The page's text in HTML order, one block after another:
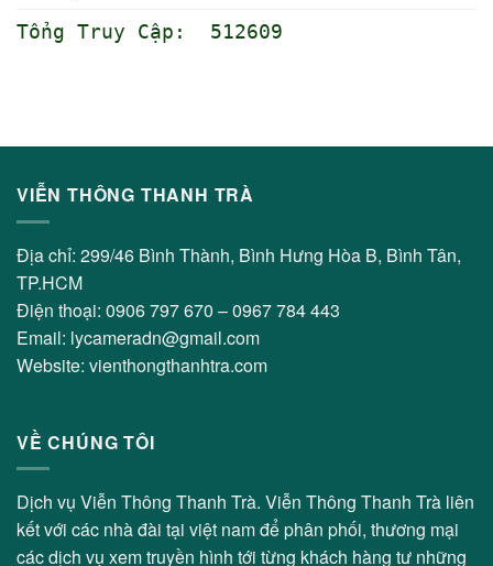
Tổng Truy Cập: 512609
VIỄN THÔNG THANH TRÀ
Địa chỉ: 299/46 Bình Thành, Bình Hưng Hòa B, Bình Tân,
TP.HCM
Điện thoại: 0906 797 670 – 0967 784 443
Email: lycameradn@gmail.com
Website: vienthongthanhtra.com
VỀ CHÚNG TÔI
Dịch vụ Viễn Thông Thanh Trà. Viễn Thông Thanh Trà liên
kết với các nhà đài tại việt nam để phân phối, thương mại
các dịch vụ xem truyền hình tới từng khách hàng tư những